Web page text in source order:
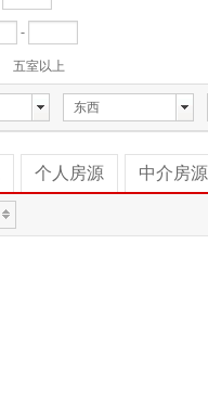
-
五室以上
东西
个人房源 中介房源